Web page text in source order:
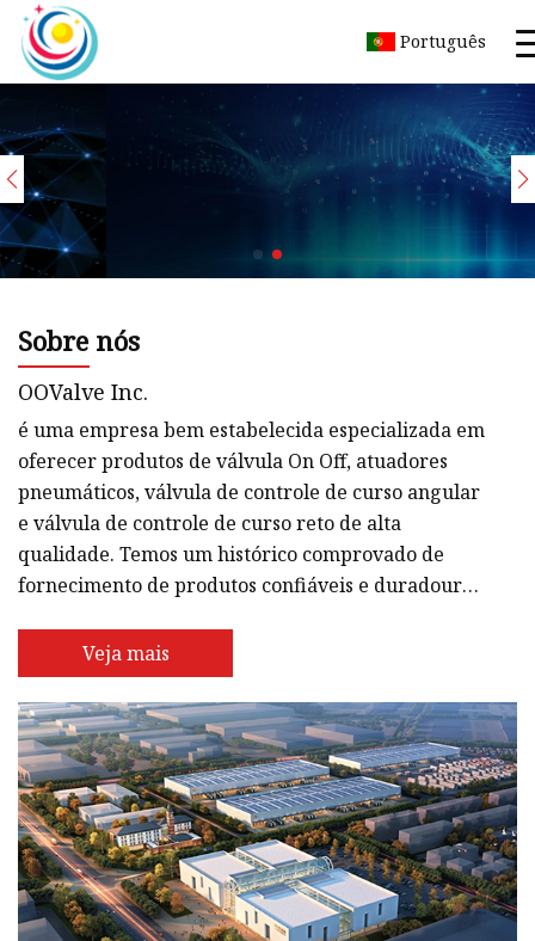
Português
Sobre nós
OOValve Inc.
é uma empresa bem estabelecida especializada em
oferecer produtos de válvula On Off, atuadores
pneumáticos, válvula de controle de curso angular
e válvula de controle de curso reto de alta
qualidade. Temos um histórico comprovado de
fornecimento de produtos confiáveis ​​e duradouros
Nossa empresa foi fundada com a missão de
fornecer soluções de válvulas de alto nível que
oferecem excelente desempenho, durabilidade e
valor. Temos uma equipe experiente de
engenheiros, designers e especialistas técnicos que
trabalham incansavelmente para garanti
Veja mais